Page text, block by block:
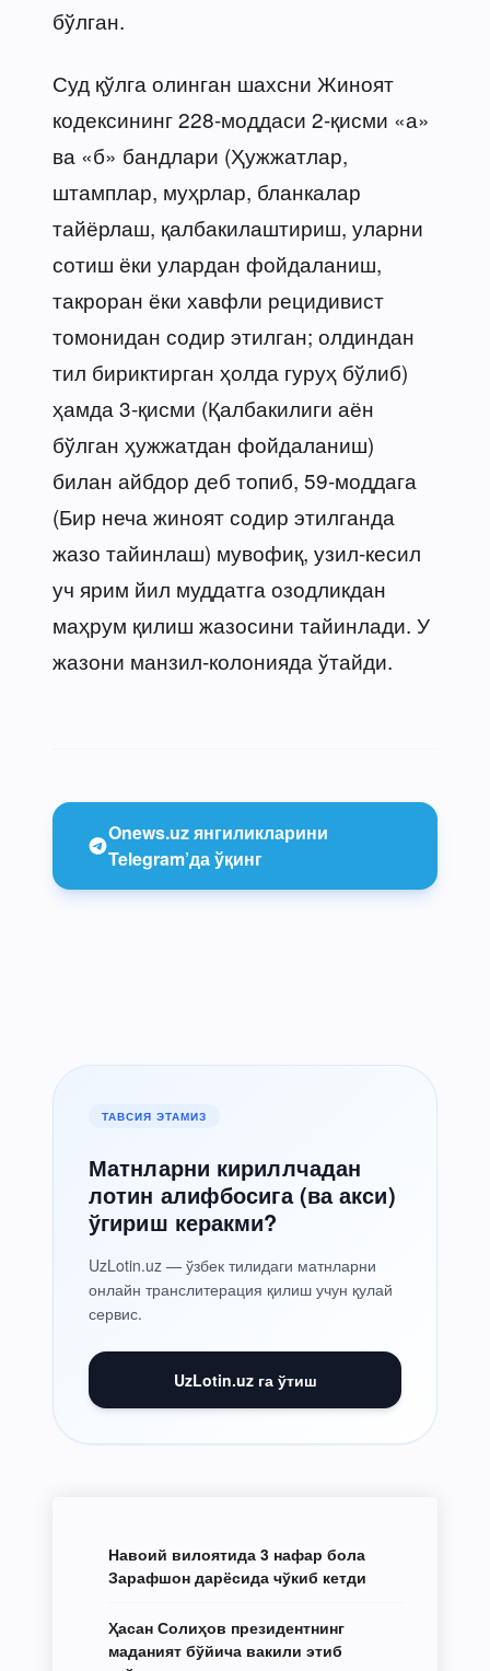
бўлган.
Суд қўлга олинган шахсни Жиноят
кодексининг 228-моддаси 2-қисми «а»
ва «б» бандлари (Ҳужжатлар,
штамплар, муҳрлар, бланкалар
тайёрлаш, қалбакилаштириш, уларни
сотиш ёки улардан фойдаланиш,
такроран ёки хавфли рецидивист
томонидан содир этилган; олдиндан
тил бириктирган ҳолда гуруҳ бўлиб)
ҳамда 3-қисми (Қалбакилиги аён
бўлган ҳужжатдан фойдаланиш)
билан айбдор деб топиб, 59-моддага
(Бир неча жиноят содир этилганда
жазо тайинлаш) мувофиқ, узил-кесил
уч ярим йил муддатга озодликдан
маҳрум қилиш жазосини тайинлади. У
жазони манзил-колонияда ўтайди.
Onews.uz янгиликларини
Telegram’да ўқинг
ТАВСИЯ ЭТАМИЗ
Матнларни кириллчадан
лотин алифбосига (ва акси)
ўгириш керакми?
UzLotin.uz — ўзбек тилидаги матнларни
онлайн транслитерация қилиш учун қулай
сервис.
UzLotin.uz га ўтиш
Навоий вилоятида 3 нафар бола
Зарафшон дарёсида чўкиб кетди
Ҳасан Солиҳов президентнинг
маданият бўйича вакили этиб